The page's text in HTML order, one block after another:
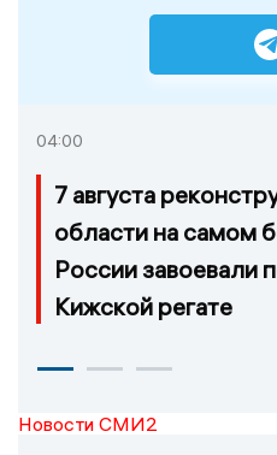
04:00
7 августа
области на самом
России завоевали
Кижской регате
Новости СМИ2